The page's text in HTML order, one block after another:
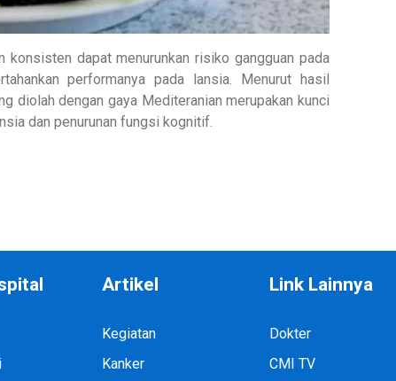
dapat menurunkan risiko gangguan pada
performanya pada lansia. Menurut hasil
diolah dengan gaya Mediteranian merupakan kunci
dan penurunan fungsi kognitif.
Artikel
Kegiatan
Kanker
Link Lainnya
Dokter
CMI TV